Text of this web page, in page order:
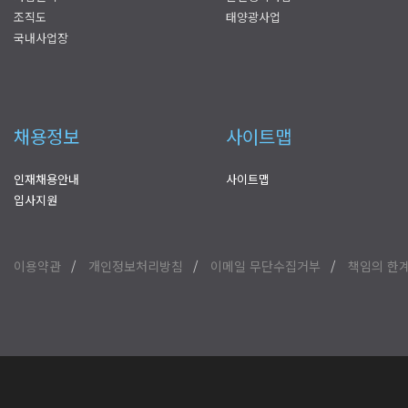
조직도
국내사업장
태양광사업
채용정보
인재채용안내
입사지원
사이트맵
사이트맵
이용약관 개인정보처리방침 이메일 무단수집거부 책임의 한